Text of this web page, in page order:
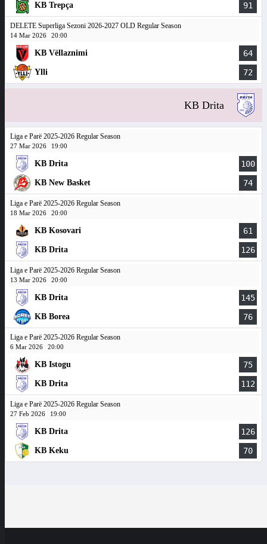
KB Trepça 91
DELETE Superliga Sezoni 2026-2027 OLD Regular Season
14 Mar 2026 20:00
KB Vëllaznimi 64
Ylli 72
KB Drita
Liga e Parë 2025-2026 Regular Season
27 Mar 2026 19:00
KB Drita 100
KB New Basket 74
Liga e Parë 2025-2026 Regular Season
18 Mar 2026 20:00
KB Kosovari 61
KB Drita 126
Liga e Parë 2025-2026 Regular Season
13 Mar 2026 20:00
KB Drita 145
KB Borea 76
Liga e Parë 2025-2026 Regular Season
6 Mar 2026 20:00
KB Istogu 75
KB Drita 112
Liga e Parë 2025-2026 Regular Season
27 Feb 2026 19:00
KB Drita 126
KB Keku 70